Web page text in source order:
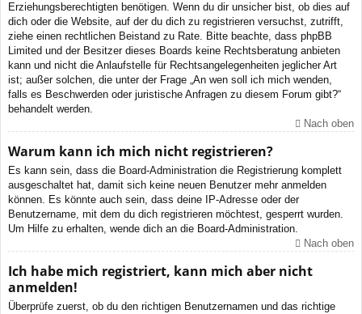
Erziehungsberechtigten benötigen. Wenn du dir unsicher bist, ob dies auf
dich oder die Website, auf der du dich zu registrieren versuchst, zutrifft,
ziehe einen rechtlichen Beistand zu Rate. Bitte beachte, dass phpBB
Limited und der Besitzer dieses Boards keine Rechtsberatung anbieten
kann und nicht die Anlaufstelle für Rechtsangelegenheiten jeglicher Art
ist; außer solchen, die unter der Frage „An wen soll ich mich wenden,
falls es Beschwerden oder juristische Anfragen zu diesem Forum gibt?“
behandelt werden.
Nach oben
Warum kann ich mich nicht registrieren?
Es kann sein, dass die Board-Administration die Registrierung komplett
ausgeschaltet hat, damit sich keine neuen Benutzer mehr anmelden
können. Es könnte auch sein, dass deine IP-Adresse oder der
Benutzername, mit dem du dich registrieren möchtest, gesperrt wurden.
Um Hilfe zu erhalten, wende dich an die Board-Administration.
Nach oben
Ich habe mich registriert, kann mich aber nicht
anmelden!
Überprüfe zuerst, ob du den richtigen Benutzernamen und das richtige